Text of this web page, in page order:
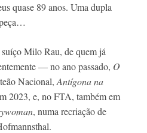
quase 89 anos. Uma dupla
Milo Rau, de quem já
— no ano passado, O
Nacional, Antígona na
2023, e, no FTA, também em